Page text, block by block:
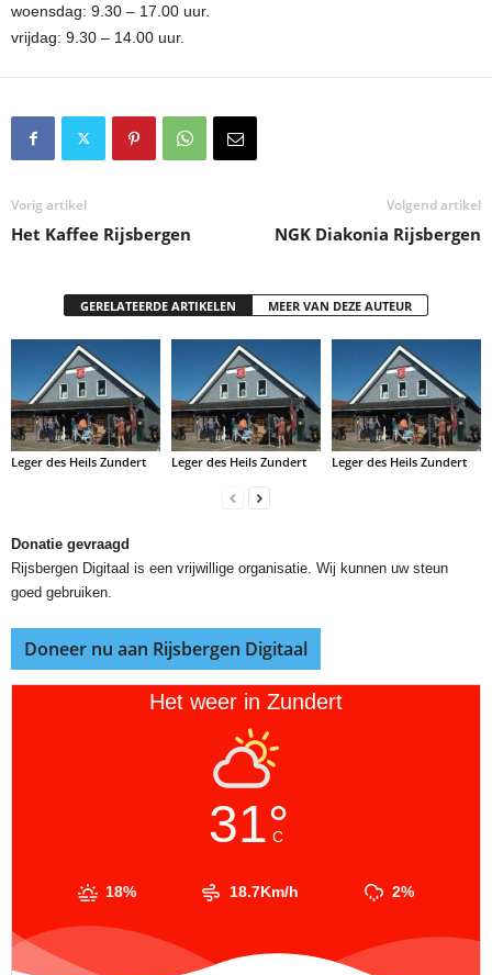
woensdag: 9.30 – 17.00 uur.
vrijdag: 9.30 – 14.00 uur.
Vorig artikel
Het Kaffee Rijsbergen
Volgend artikel
NGK Diakonia Rijsbergen
GERELATEERDE ARTIKELEN MEER VAN DEZE AUTEUR
Leger des Heils Zundert Leger des Heils Zundert Leger des Heils Zundert
Donatie gevraagd
Rijsbergen Digitaal is een vrijwillige organisatie. Wij kunnen uw steun
goed gebruiken.
Doneer nu aan Rijsbergen Digitaal
Het weer in Zundert
31°
C
18% 18.7Km/h 2%